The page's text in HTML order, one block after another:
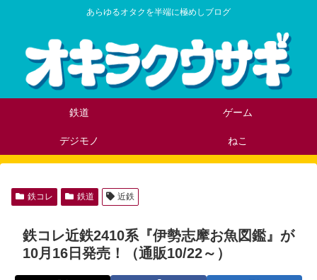
あらゆるオタクを半端に極めしブログ
鉄道 ゲーム
デジモノ ねこ
鉄コレ 鉄道 近鉄
鉄コレ近鉄2410系『伊勢志摩お魚図鑑』が
10月16日発売！（通販10/22～）